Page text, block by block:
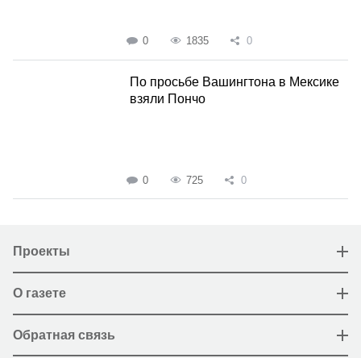
0 1835 0
По просьбе Вашингтона в Мексике
взяли Пончо
0 725 0
Проекты
О газете
Обратная связь